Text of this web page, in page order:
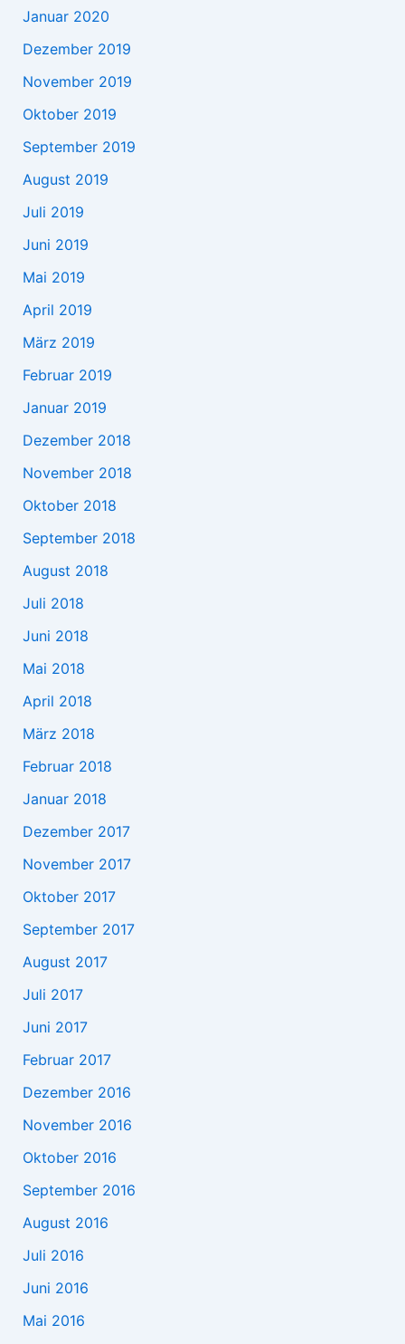
Januar 2020
Dezember 2019
November 2019
Oktober 2019
September 2019
August 2019
Juli 2019
Juni 2019
Mai 2019
April 2019
März 2019
Februar 2019
Januar 2019
Dezember 2018
November 2018
Oktober 2018
September 2018
August 2018
Juli 2018
Juni 2018
Mai 2018
April 2018
März 2018
Februar 2018
Januar 2018
Dezember 2017
November 2017
Oktober 2017
September 2017
August 2017
Juli 2017
Juni 2017
Februar 2017
Dezember 2016
November 2016
Oktober 2016
September 2016
August 2016
Juli 2016
Juni 2016
Mai 2016